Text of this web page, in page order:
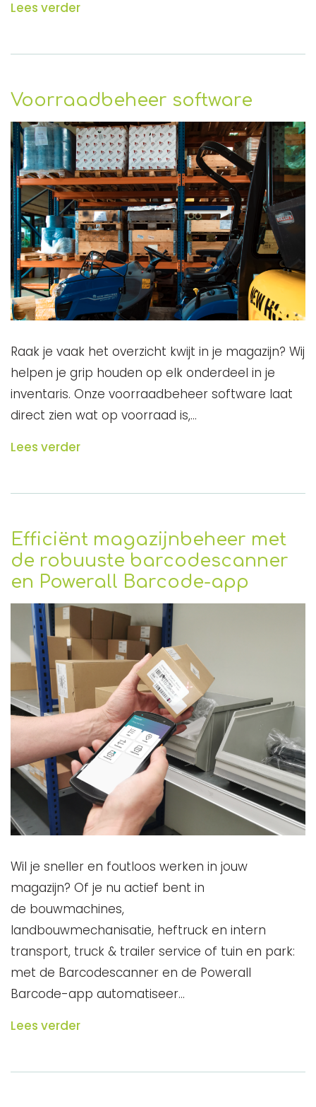
Lees verder
Voorraadbeheer software
Raak je vaak het overzicht kwijt in je magazijn? Wij
helpen je grip houden op elk onderdeel in je
inventaris. Onze voorraadbeheer software laat
direct zien wat op voorraad is,…
Lees verder
Efficiënt magazijnbeheer met
de robuuste barcodescanner
en Powerall Barcode-app
Wil je sneller en foutloos werken in jouw
magazijn? Of je nu actief bent in
de bouwmachines,
landbouwmechanisatie, heftruck en intern
transport, truck & trailer service of tuin en park:
met de Barcodescanner en de Powerall
Barcode-app automatiseer…
Lees verder